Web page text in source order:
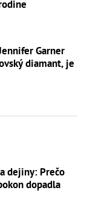
Garner
diamant, je
dejiny: Prečo
dopadla